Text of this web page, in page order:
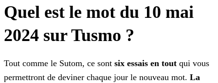
Quel est le mot du 10 mai
2024 sur Tusmo ?
Tout comme le Sutom, ce sont six essais en tout qui vous
permettront de deviner chaque jour le nouveau mot. La